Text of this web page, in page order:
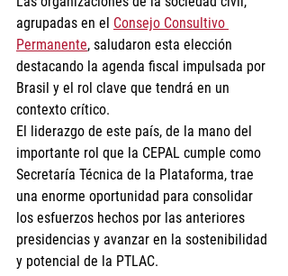
agrupadas en el Consejo Consultivo
Permanente, saludaron esta elección
destacando la agenda fiscal impulsada por
Brasil y el rol clave que tendrá en un
contexto crítico.
El liderazgo de este país, de la mano del
importante rol que la CEPAL cumple como
Secretaría Técnica de la Plataforma, trae
una enorme oportunidad para consolidar
los esfuerzos hechos por las anteriores
presidencias y avanzar en la sostenibilidad
y potencial de la PTLAC.